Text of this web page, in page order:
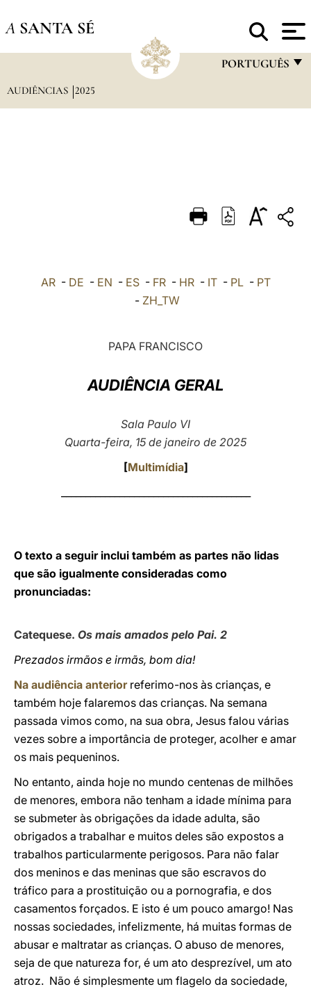
A SANTA SÉ
PORTUGUÊS
DEUTSCH
العربيّة
AUDIÊNCIAS 2025
AR- DE - EN - ES- FR- HR- IT- PL- PT
- ZH_TW
PAPA FRANCISCO
AUDIÊNCIA GERAL
Sala Paulo VI
Quarta-feira, 15 de janeiro de 2025
[Multimídia]
O texto a seguir inclui também as partes não lidas
que são igualmente consideradas como
pronunciadas:
Catequese. Os mais amados pelo Pai. 2
Prezados irmãos e irmãs, bom dia!
Na audiência anteriorreferimo-nos às crianças, e
também hoje falaremos das crianças. Na semana
passada vimos como, na sua obra, Jesus falou várias
vezes sobre a importância de proteger, acolher e amar
os mais pequeninos.
No entanto, ainda hoje no mundo centenas de milhões
de menores, embora não tenham a idade mínima para
se submeter às obrigações da idade adulta, são
obrigados a trabalhar e muitos deles são expostos a
trabalhos particularmente perigosos. Para não falar
dos meninos e das meninas que são escravos do
tráfico para a prostituição ou a pornografia, e dos
casamentos forçados. E isto é um pouco amargo! Nas
nossas sociedades, infelizmente, há muitas formas de
abusar e maltratar as crianças. O abuso de menores,
seja de que natureza for, é um ato desprezível, um ato
atroz. Não é simplesmente um flagelo da sociedade,